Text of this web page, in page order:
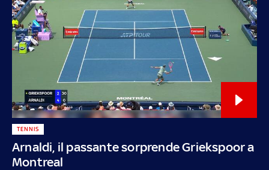
Arnaldi, il passante sorprende Griekspoor a
Montreal
TENNIS